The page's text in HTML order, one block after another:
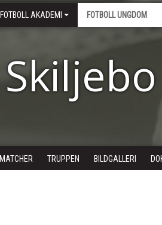
FOTBOLL AKADEMI FOTBOLL UNGDOM
MATCHER TRUPPEN BILDGALLERI